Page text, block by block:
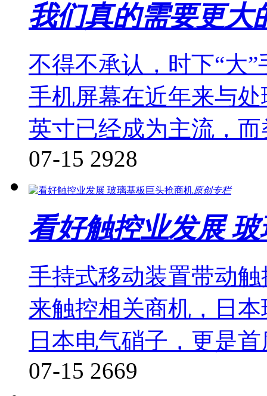
我们真的需要更大
不得不承认，时下“大
手机屏幕在近年来与
英寸已经成为主流，而
07-15 2928
原创专栏
看好触控业发展
手持式移动装置带动
来触控相关商机，日
日本电气硝子，更是
07-15 2669